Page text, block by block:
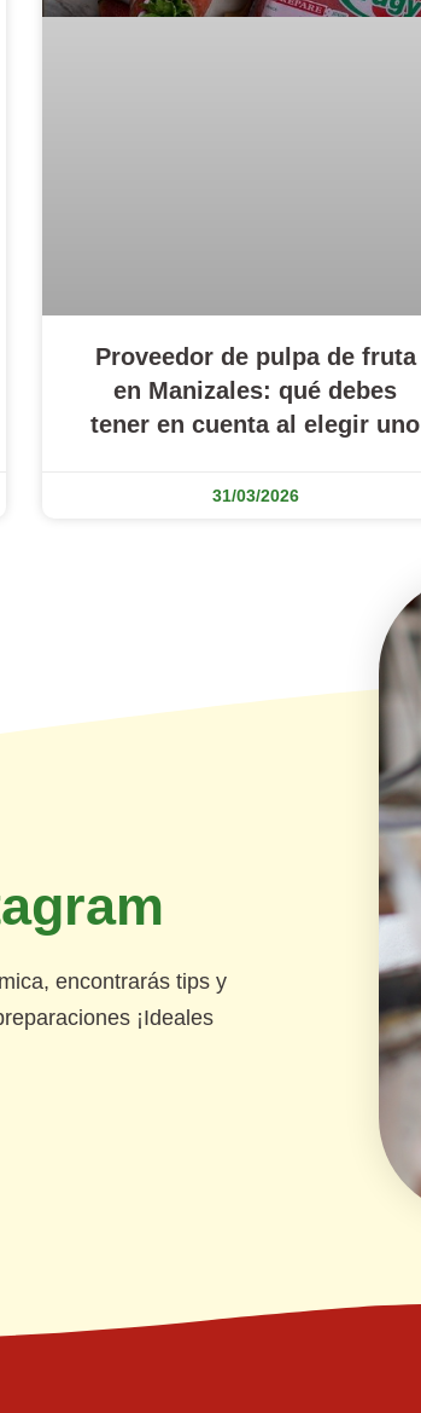
Proveedor de pulpa de fruta
en Manizales: qué debes
tener en cuenta al elegir uno
31/03/2026
encontrarás tips y
¡Ideales